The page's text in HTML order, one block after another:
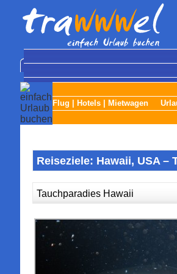
Flug Hotels Mietwagen
Reiseziele: Hawaii, USA –
Tauchparadies Hawaii